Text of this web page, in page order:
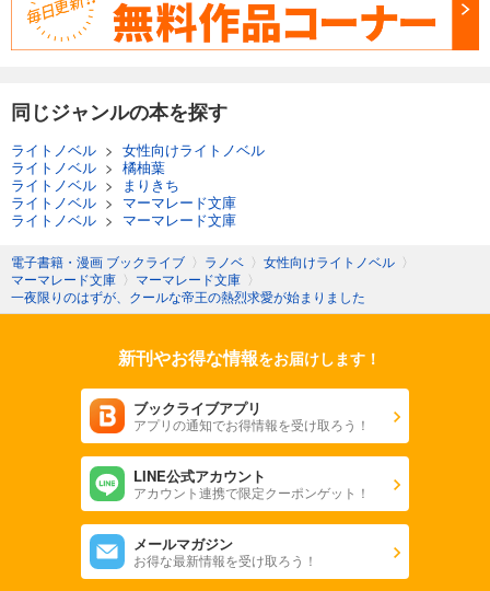
同じジャンルの本を探す
ライトノベル > 女性向けライトノベル
ライトノベル > 橘柚葉
ライトノベル >
まりきち
ライトノベル > マーマレード文庫
ライトノベル > マーマレード文庫
電子書籍・漫画 ブックライブ 〉 ラノベ 〉 女性向けライトノベル 〉
マーマレード文庫 〉 マーマレード文庫 〉
一夜限りのはずが、クールな帝王の熱烈求愛が始まりました
新刊やお得な情報をお届けします！
ブックライブアプリ
アプリの通知でお得情報を受け取ろう！
LINE公式アカウント
アカウント連携で限定クーポンゲット！
メールマガジン
お得な最新情報を受け取ろう！